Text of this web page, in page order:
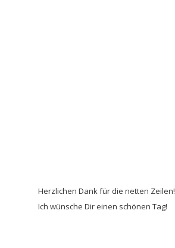
Herzlichen Dank für die netten Zeilen!
Ich wünsche Dir einen schönen Tag!